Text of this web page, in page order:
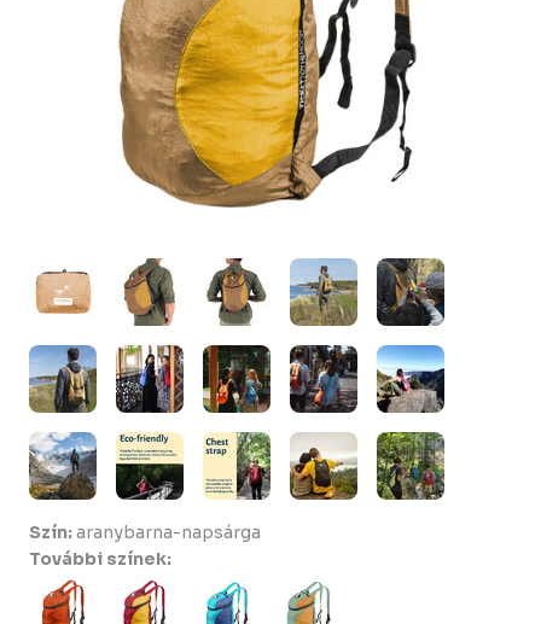
Szín:aranybarna-napsárga
További színek: